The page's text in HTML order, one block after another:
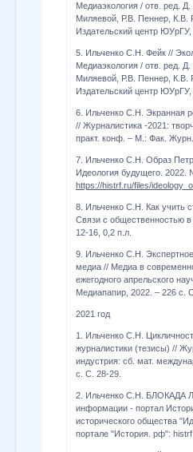
Медиаэкология / отв. ред.
Миляевой, Р.В. Пеннер, К.В.
Издательский центр
5. Ильченко С.Н. Фейк //
Медиаэкология / отв. ред.
Миляевой, Р.В. Пеннер, К.В.
Издательский центр
6. Ильченко С.Н. Экранная
// Журналистика -2021:
практ. конф. – М.: Фак.
7. Ильченко С.Н. Образ
Идеология будущего.
https://histrf.ru/files/
8. Ильченко С.Н. Как учить
Связи с общественностью
12-16, 0,2 п.л.
9. Ильченко С.Н.
медиа // Медиа в
ежегодного апрельского
Медиапапир, 2022. – 226 с.
2021 год
1. Ильченко С.Н.
журналистики (тезисы) //
индустрия: сб. мат.
с. С. 28-29.
2. Ильченко С.Н.
информации - портал
исторического общества
портале "История. рф":